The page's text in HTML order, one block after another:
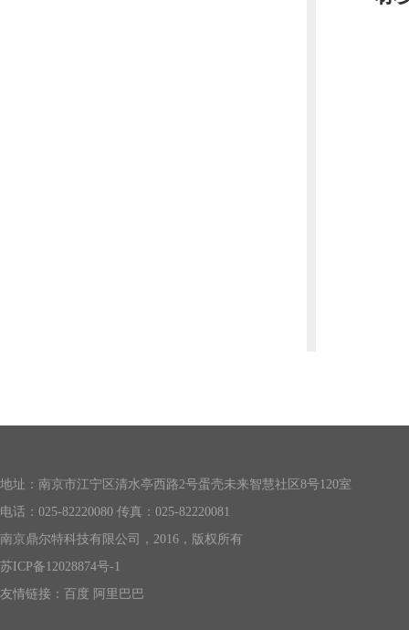
地址：南京市江宁区清水亭西路2号蛋壳未来智慧社区8号120室
电话：025-82220080 传真：025-82220081
南京鼎尔特科技有限公司，2016，版权所有
苏ICP备12028874号-1
友情链接： 百度 阿里巴巴